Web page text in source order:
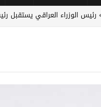
رئيس الوزراء العراقي يستقبل